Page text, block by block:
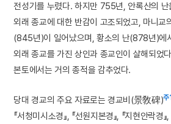
전성기를 누렸다. 하지만 755년, 안록산의 난
외래 종교에 대한 반감이 고조되었고, 마니
(845년)이 일어났으며, 황소의 난(878년)에
외래 종교를 가진 상인과 종교인이 살해되었
본토에서는 거의 종적을 감추었다.
당대 경교의 주요 자료로는 경교비(景敎碑)주
『서청미시소경』, 『선원지본경』, 『지현안락경』